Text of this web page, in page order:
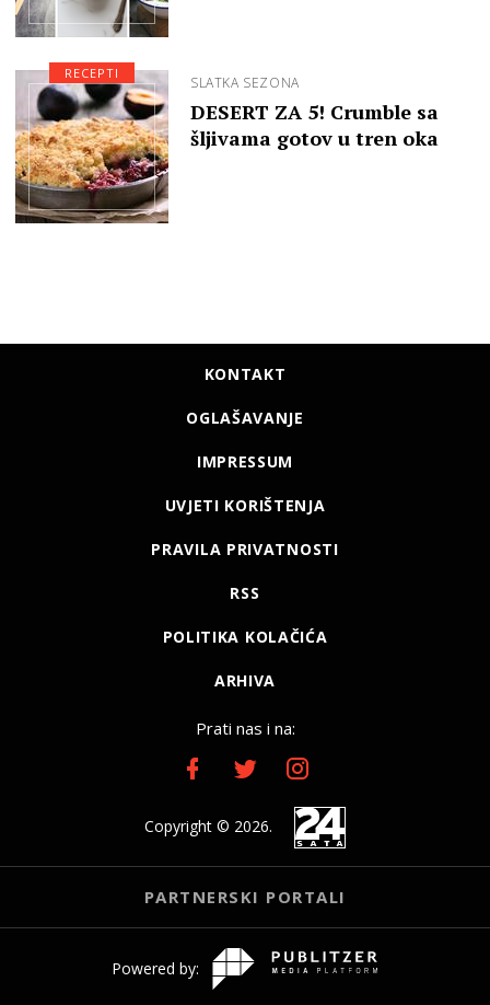
SLATKA SEZONA
DESERT ZA 5! Crumble sa
šljivama gotov u tren oka
RECEPTI
KONTAKT
OGLAŠAVANJE
IMPRESSUM
UVJETI KORIŠTENJA
PRAVILA PRIVATNOSTI
RSS
POLITIKA KOLAČIĆA
ARHIVA
Prati nas i na:
Copyright © 2026.
PARTNERSKI PORTALI
Powered by: